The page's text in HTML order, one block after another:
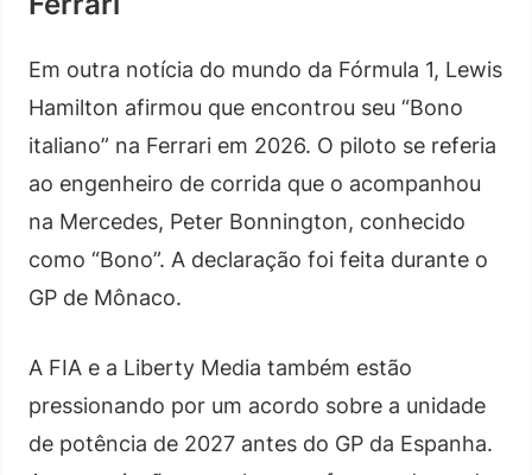
Em outra notícia do mundo da Fórmula 1, Lewis
Hamilton afirmou que encontrou seu “Bono
italiano” na Ferrari em 2026. O piloto se referia
ao engenheiro de corrida que o acompanhou
na Mercedes, Peter Bonnington, conhecido
como “Bono”. A declaração foi feita durante o
GP de Mônaco.
A FIA e a Liberty Media também estão
pressionando por um acordo sobre a unidade
de potência de 2027 antes do GP da Espanha.